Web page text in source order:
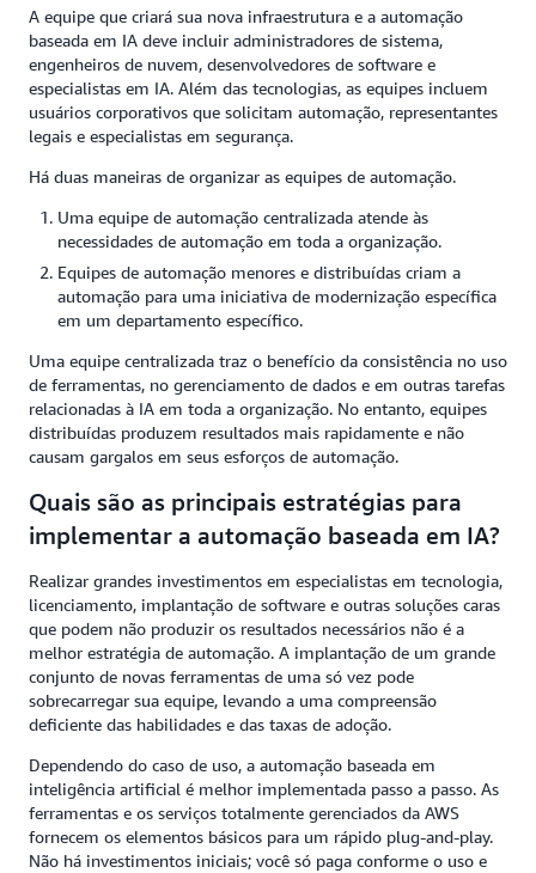
A equipe que criará sua nova infraestrutura e a automação
baseada em IA deve incluir administradores de sistema,
engenheiros de nuvem, desenvolvedores de software e
especialistas em IA. Além das tecnologias, as equipes incluem
usuários corporativos que solicitam automação, representantes
legais e especialistas em segurança.
Há duas maneiras de organizar as equipes de automação.
Uma equipe de automação centralizada atende às
necessidades de automação em toda a organização.
Equipes de automação menores e distribuídas criam a
automação para uma iniciativa de modernização específica
em um departamento específico.
Uma equipe centralizada traz o benefício da consistência no uso
de ferramentas, no gerenciamento de dados e em outras tarefas
relacionadas à IA em toda a organização. No entanto, equipes
distribuídas produzem resultados mais rapidamente e não
causam gargalos em seus esforços de automação.
Quais são as principais estratégias para
implementar a automação baseada em IA?
Realizar grandes investimentos em especialistas em tecnologia,
licenciamento, implantação de software e outras soluções caras
que podem não produzir os resultados necessários não é a
melhor estratégia de automação. A implantação de um grande
conjunto de novas ferramentas de uma só vez pode
sobrecarregar sua equipe, levando a uma compreensão
deficiente das habilidades e das taxas de adoção.
Dependendo do caso de uso, a automação baseada em
inteligência artificial é melhor implementada passo a passo. As
ferramentas e os serviços totalmente gerenciados da AWS
fornecem os elementos básicos para um rápido plug-and-play.
Não há investimentos iniciais; você só paga conforme o uso e